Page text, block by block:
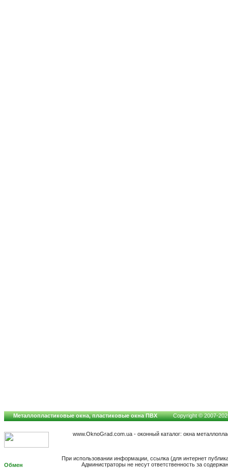
Металлопластиковые окна, пластиковые окна ПВХ Copyright © 2007-
www.OknoGrad.com.ua - оконный каталог: окна
При использовании информации, ссылка (для интернет
Администраторы не несут ответственность за
Обмен